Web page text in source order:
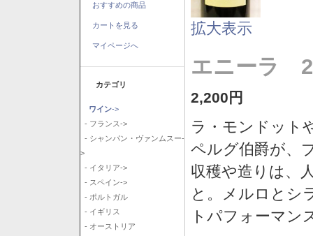
おすすめの商品
カートを見る
マイページへ
カテゴリ
ワイン->
- フランス->
- シャンパン・ヴァンムスー-
>
- イタリア->
- スペイン->
- ポルトガル
- イギリス
- オーストリア
拡大表示
エニーラ
2,200円
ラ・モンドット
ペルグ伯爵が、
収穫や造りは、
と。メルロとシ
トパフォーマン